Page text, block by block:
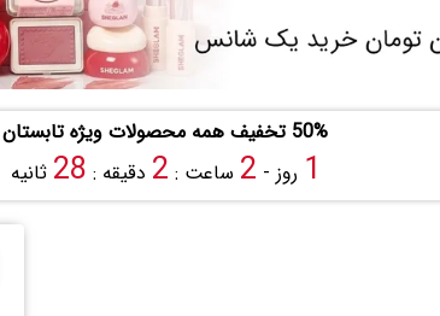
50% تخفیف همه محصولات ویژه تابستان
1 روز - 2 ساعت : 2 دقیقه : 27 ثانیه